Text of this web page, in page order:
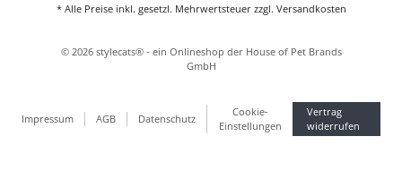
* Alle Preise inkl. gesetzl. Mehrwertsteuer zzgl. Versandkosten
Impressum AGB Datenschutz
Cookie-
Einstellungen
Vertrag
widerrufen
© 2026 stylecats® - ein Onlineshop der House of Pet Brands
GmbH